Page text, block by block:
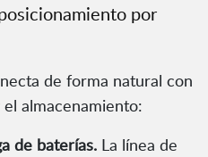
por
de forma natural con
almacenamiento:
de baterías. La línea de